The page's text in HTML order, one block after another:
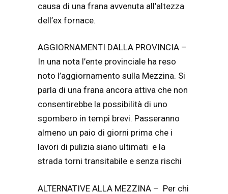
causa di una frana avvenuta all’altezza
dell’ex fornace.
AGGIORNAMENTI DALLA PROVINCIA –
In una nota l’ente provinciale ha reso
noto l’aggiornamento sulla Mezzina. Si
parla di una frana ancora attiva che non
consentirebbe la possibilità di uno
sgombero in tempi brevi. Passeranno
almeno un paio di giorni prima che i
lavori di pulizia siano ultimati e la
strada torni transitabile e senza rischi
ALTERNATIVE ALLA MEZZINA – Per chi